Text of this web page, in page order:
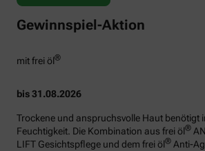
Gewinnspiel-Aktion
mit frei öl®
bis 31.08.2026
Trockene und anspruchsvolle Haut benötigt
Feuchtigkeit. Die Kombination aus frei öl®
LIFT Gesichtspflege und dem frei öl® Anti-